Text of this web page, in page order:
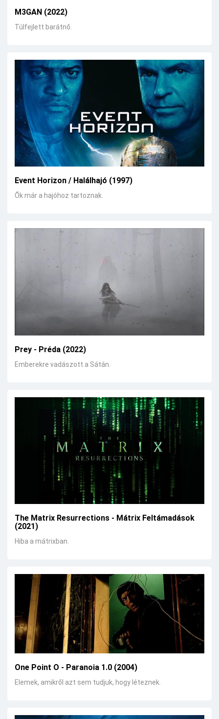
M3GAN (2022)
Túlfejlett barátnő.
Event Horizon / Halálhajó (1997)
Ők már a hajóhoz tartoznak.
Prey - Préda (2022)
Emberekre vadászott a Sátán.
The Matrix Resurrections - Mátrix Feltámadások
(2021)
Hiba a mátrixban.
One Point O - Paranoia 1.0 (2004)
Elemek, amikről azt sem tudjuk, hogy léteznek.